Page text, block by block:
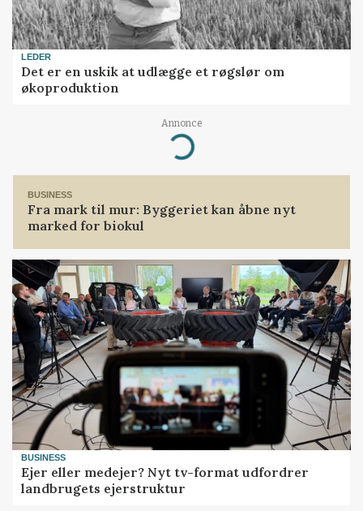
LEDER
Det er en uskik at udlægge et røgslør om
økoproduktion
Annonce
Loading...
BUSINESS
Fra mark til mur: Byggeriet kan åbne nyt
marked for biokul
BUSINESS
Ejer eller medejer? Nyt tv-format udfordrer
landbrugets ejerstruktur